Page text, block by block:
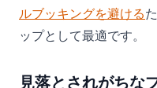
ルブッキングを避ける
ップとして最適です。
見落とされがちな